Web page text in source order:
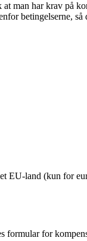
man har krav på
betingelserne,
EU-land (kun for
formular for